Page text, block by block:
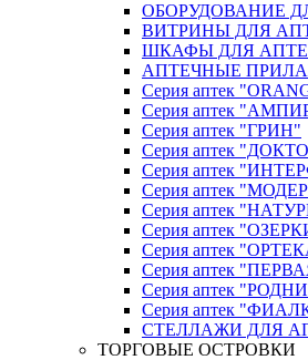
ОБОРУДОВАНИЕ
ВИТРИНЫ ДЛЯ
ШКАФЫ ДЛЯ
АПТЕЧНЫЕ
Серия аптек
Серия аптек
Серия аптек "ГРИН"
Серия аптек
Серия аптек
Серия аптек
Серия аптек
Серия аптек
Серия аптек
Серия аптек
Серия аптек
Серия аптек
СТЕЛЛАЖИ ДЛЯ
ТОРГОВЫЕ ОСТРОВКИ